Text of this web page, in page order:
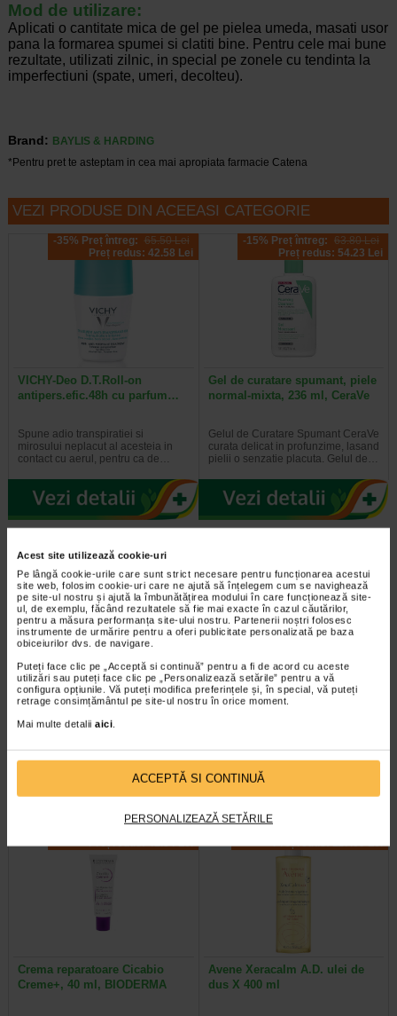
Acest site utilizează cookie-uri
Pe lângă cookie-urile care sunt strict necesare pentru funcționarea acestui
site web, folosim cookie-uri care ne ajută să înțelegem cum se navighează
pe site-ul nostru și ajută la îmbunătățirea modului în care funcționează site-
ul, de exemplu, făcând rezultatele să fie mai exacte în cazul căutărilor,
pentru a măsura performanța site-ului nostru. Partenerii noștri folosesc
instrumente de urmărire pentru a oferi publicitate personalizată pe baza
obiceiurilor dvs. de navigare.
Puteți face clic pe „Acceptă si continuă” pentru a fi de acord cu aceste
utilizări sau puteți face clic pe „Personalizează setările” pentru a vă
configura opțiunile. Vă puteți modifica preferințele și, în special, vă puteți
retrage consimțământul pe site-ul nostru în orice moment.
Mai multe detalii aici
ACCEPTĂ SI CONTINUĂ
PERSONALIZEAZĂ SETĂRILE
Mod de utilizare:
Aplicati o cantitate mica de gel pe pielea umeda, masati usor
pana la formarea spumei si clatiti bine. Pentru cele mai bune
rezultate, utilizati zilnic, in special pe zonele cu tendinta la
imperfectiuni (spate, umeri, decolteu).
Brand:
BAYLIS & HARDING
*Pentru pret te asteptam in cea mai apropiata farmacie Catena
VEZI PRODUSE DIN ACEEASI CATEGORIE
-35% Preț întreg: 65.50 Lei
Preț redus: 42.58 Lei
VICHY-Deo D.T.Roll-on
antipers.efic.48h cu parfum…
Spune adio transpiratiei si
mirosului neplacut al acesteia in
contact cu aerul, pentru ca de…
-15% Preț întreg: 63.80 Lei
Preț redus: 54.23 Lei
Gel de curatare spumant, piele
normal-mixta, 236 ml, CeraVe
Gelul de Curatare Spumant CeraVe
curata delicat in profunzime, lasand
pielii o senzatie placuta. Gelul de…
Preț redus: 102.58 Lei
Aderma Exomega Control
Crema 200ml
Aderma Exomega Control este o
sau cu tendinta atopica. Contine…
Atoderm gel de dus, 1l,
BIODERMA
si la dus, unde ingredientele…
Preț redus: 41.34 Lei
Crema reparatoare Cicabio
Creme+, 40 ml, BIODERMA
Preț redus: 117.09 Lei
Avene Xeracalm A.D. ulei de
dus X 400 ml